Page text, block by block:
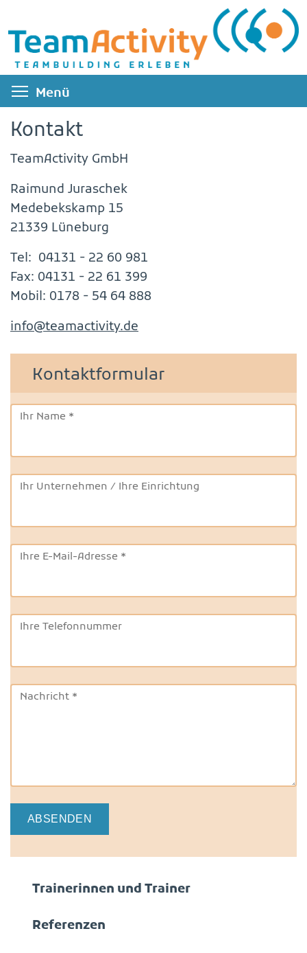
zum
Inhalt
Menü
Kontakt
TeamActivity GmbH
Raimund Juraschek
Medebekskamp 15
21339 Lüneburg
Tel: 04131 - 22 60 981
Fax: 04131 - 22 61 399
Mobil: 0178 - 54 64 888
info@teamactivity.de
Kontaktformular
Ihr Name *
Ihr Unternehmen / Ihre Einrichtung
Ihre E-Mail-Adresse *
Ihre Telefonnummer
Nachricht *
Trainerinnen und Trainer
Referenzen